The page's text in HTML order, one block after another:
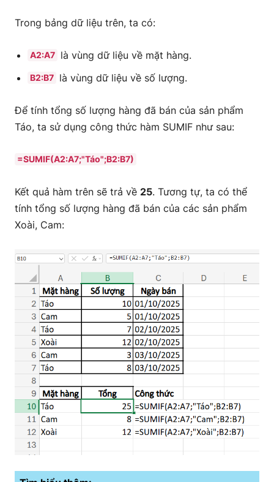
Trong bảng dữ liệu trên, ta có:
A2:A7 là vùng dữ liệu về mặt hàng.
B2:B7 là vùng dữ liệu về số lượng.
Để tính tổng số lượng hàng đã bán của sản phẩm
Táo, ta sử dụng công thức hàm SUMIF như sau:
=SUMIF(A2:A7;"Táo";B2:B7)
Kết quả hàm trên sẽ trả về 25. Tương tự, ta có thể
tính tổng số lượng hàng đã bán của các sản phẩm
Xoài, Cam: